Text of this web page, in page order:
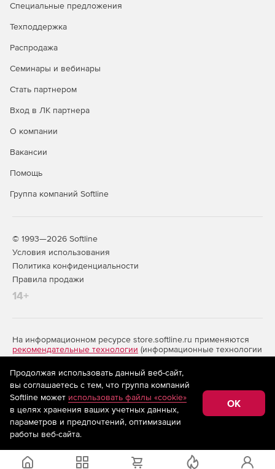
Специальные предложения
Техподдержка
Распродажа
Семинары и вебинары
Стать партнером
Вход в ЛК партнера
О компании
Вакансии
Помощь
Группа компаний Softline
© 1993—2026 Softline
Условия использования
Политика конфиденциальности
Правила продажи
14+
На информационном ресурсе store.softline.ru применяются
рекомендательные технологии (информационные технологии
предоставления информации на основе сбора,
систематизации и анализа сведений, относящихся к
предпочтениям пользователей сети «Интернет»,
находящихся на территории Российской Федерации)
Продолжая использовать данный веб-сайт,
вы соглашаетесь с тем, что группа компаний
Softline может использовать файлы «cookie»
в целях хранения ваших учетных данных,
параметров и предпочтений, оптимизации
работы веб-сайта.
OK